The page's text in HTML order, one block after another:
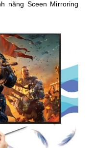
năng Sceen Mirroring